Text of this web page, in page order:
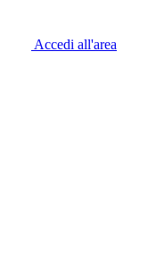
Accedi all'area